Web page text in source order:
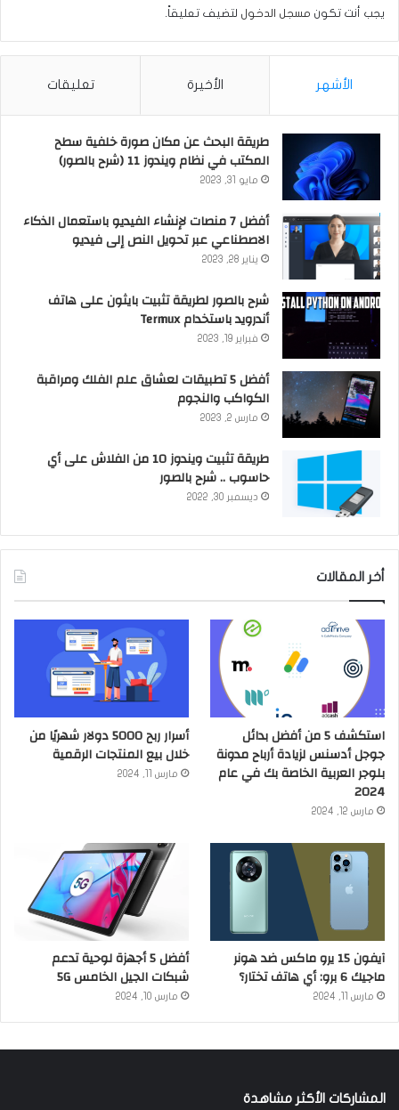
يجب أنت تكون مسجل الدخول لتضيف تعليقاً.
الأشهر الأخيرة تعليقات
طريقة البحث عن مكان صورة خلفية سطح
المكتب في نظام ويندوز 11 (شرح بالصور)
مايو 31, 2023
أفضل 7 منصات لإنشاء الفيديو باستعمال الذكاء
الاصطناعي عبر تحويل النص إلى فيديو
يناير 28, 2023
شرح بالصور لطريقة تثبيت بايثون على هاتف
أندرويد باستخدام Termux
فبراير 19, 2023
أفضل 5 تطبيقات لعشاق علم الفلك ومراقبة
الكواكب والنجوم
مارس 2, 2023
طريقة تثبيت ويندوز 10 من الفلاش على أي
حاسوب .. شرح بالصور
ديسمبر 30, 2022
أخر المقالات
استكشف 5 من أفضل بدائل
جوجل أدسنس لزيادة أرباح مدونة
بلوجر العربية الخاصة بك في عام
2024
مارس 12, 2024
أسرار ربح 5000 دولار شهريًا من
خلال بيع المنتجات الرقمية
مارس 11, 2024
آيفون 15 يرو ماكس ضد هونر
ماجيك 6 برو: أي هاتف تختار؟
مارس 11, 2024
أفضل 5 أجهزة لوحية تدعم
شبكات الجيل الخامس 5G
مارس 10, 2024
المشاركات الأكثر مشاهدة